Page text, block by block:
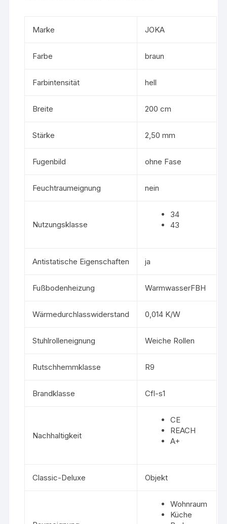
Marke JOKA
Farbe braun
Farbintensität hell
Breite 200 cm
Stärke 2,50 mm
Fugenbild ohne Fase
Feuchtraumeignung nein
Nutzungsklasse
34
43
Antistatische Eigenschaften ja
Fußbodenheizung WarmwasserFBH
Wärmedurchlasswiderstand 0,014 K/W
Stuhlrolleneignung Weiche Rollen
Rutschhemmklasse R9
Brandklasse Cfl-s1
Nachhaltigkeit
CE
REACH
A+
Classic-Deluxe Objekt
Wohnraum
Küche